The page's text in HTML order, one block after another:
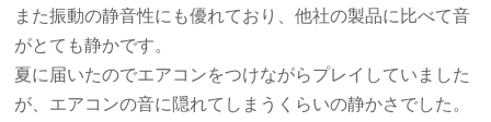
また振動の静音性にも優れており、他社の製品に比べて音
がとても静かです。
夏に届いたのでエアコンをつけながらプレイしていました
が、エアコンの音に隠れてしまうくらいの静かさでした。